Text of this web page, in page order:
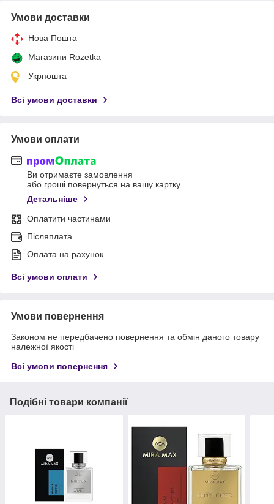
Умови доставки
Нова Пошта
Магазини Rozetka
Укрпошта
Всі умови доставки
Умови оплати
Ви отримаєте замовлення
або гроші повернуться на вашу картку
Детальніше
Оплатити частинами
Післяплата
Оплата на рахунок
Всі умови оплати
Умови повернення
Законом не передбачено повернення та обмін даного товару
належної якості
Всі умови повернення
Подібні товари компанії